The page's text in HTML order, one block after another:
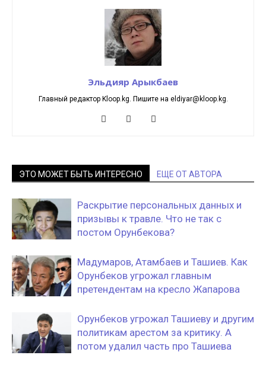
Эльдияр Арыкбаев
Главный редактор Kloop.kg. Пишите на eldiyar@kloop.kg.
ЭТО МОЖЕТ БЫТЬ ИНТЕРЕСНО ЕЩЕ ОТ АВТОРА
Раскрытие персональных данных и
призывы к травле. Что не так с
постом Орунбекова?
Мадумаров, Атамбаев и Ташиев. Как
Орунбеков угрожал главным
претендентам на кресло Жапарова
Орунбеков угрожал Ташиеву и другим
политикам арестом за критику. А
потом удалил часть про Ташиева